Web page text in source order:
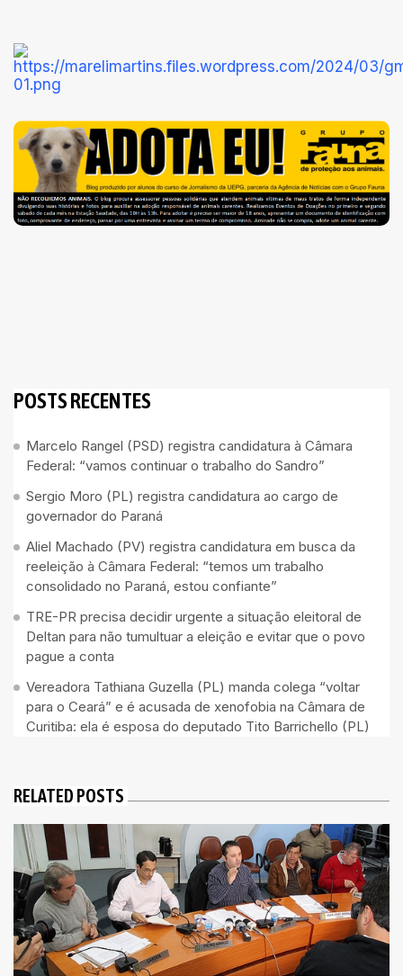
POSTS RECENTES
Marcelo Rangel (PSD) registra candidatura à Câmara
Federal: “vamos continuar o trabalho do Sandro”
Sergio Moro (PL) registra candidatura ao cargo de
governador do Paraná
Aliel Machado (PV) registra candidatura em busca da
reeleição à Câmara Federal: “temos um trabalho
consolidado no Paraná, estou confiante”
TRE-PR precisa decidir urgente a situação eleitoral de
Deltan para não tumultuar a eleição e evitar que o povo
pague a conta
Vereadora Tathiana Guzella (PL) manda colega “voltar
para o Ceará” e é acusada de xenofobia na Câmara de
Curitiba: ela é esposa do deputado Tito Barrichello (PL)
RELATED POSTS